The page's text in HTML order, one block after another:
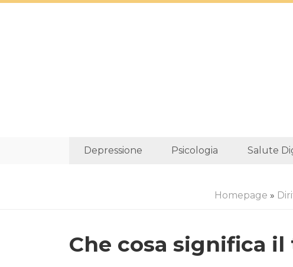
Depressione Psicologia Salute
Homepage »
Che cosa significa